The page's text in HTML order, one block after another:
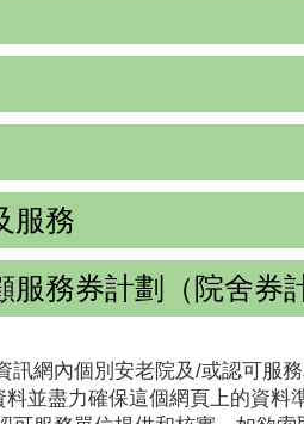
服務
服務券計劃（院舍券
訊網內個別安老院及/或認可服
並盡力確保這個網頁上的資